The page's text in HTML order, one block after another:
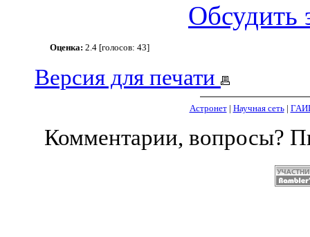
Обсудить
Оценка: 2.4 [голосов: 43]
Версия для печати
Астронет| Научная сеть|
Комментарии, вопросы?